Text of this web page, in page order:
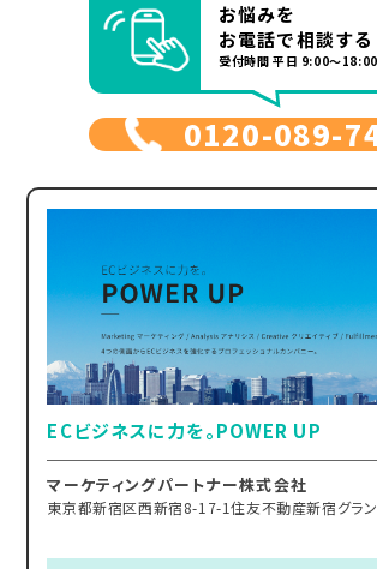
お悩みを
お電話で相談する
受付時間 平日 9:00～18:00
0120-089-
ECビジネスに力を。POWER UP
マーケティングパートナー株式会社
東京都新宿区西新宿8-17-1住友不動産新宿グラ